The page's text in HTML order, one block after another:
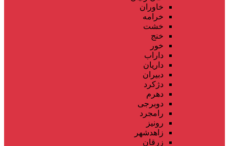
خاوران
خرامه
خشت
خنج
خور
داراب
داریان
دبیران
دژکرد
دهرم
دوبرجی
رامجرد
رونیز
زاهدشهر
زرقان